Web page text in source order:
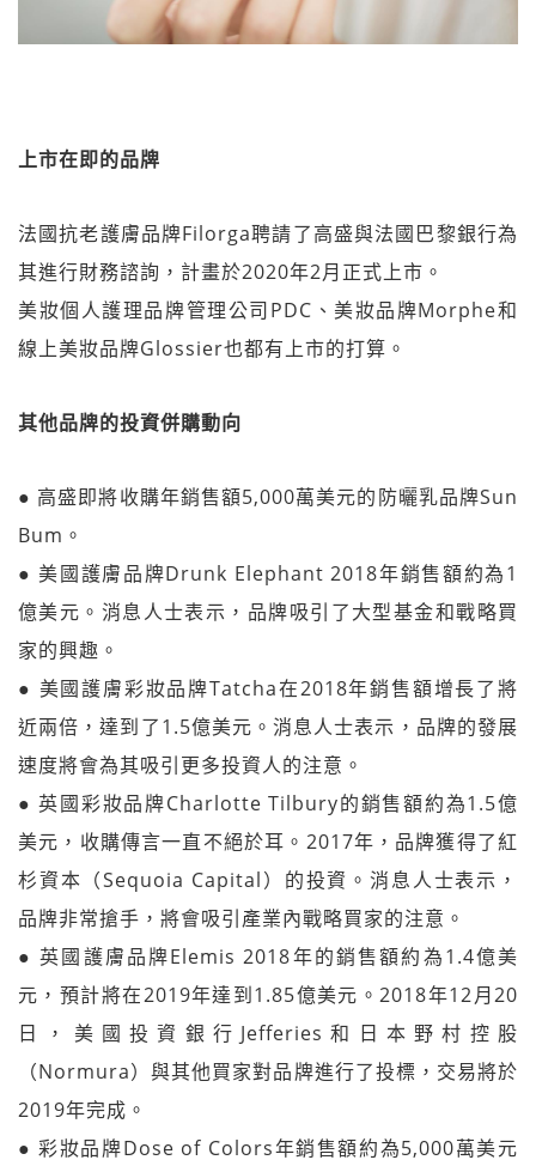
上市在即的品牌
法國抗老護膚品牌Filorga聘請了高盛與法國巴黎銀行為
其進行財務諮詢，計畫於2020年2月正式上市。
美妝個人護理品牌管理公司PDC、美妝品牌Morphe和
線上美妝品牌Glossier也都有上市的打算。
其他品牌的投資併購動向
● 高盛即將收購年銷售額5,000萬美元的防曬乳品牌Sun
Bum。
● 美國護膚品牌Drunk Elephant 2018年銷售額約為1
億美元。消息人士表示，品牌吸引了大型基金和戰略買
家的興趣。
● 美國護膚彩妝品牌Tatcha在2018年銷售額增長了將
近兩倍，達到了1.5億美元。消息人士表示，品牌的發展
速度將會為其吸引更多投資人的注意。
● 英國彩妝品牌Charlotte Tilbury的銷售額約為1.5億
美元，收購傳言一直不絕於耳。2017年，品牌獲得了紅
杉資本（Sequoia Capital）的投資。消息人士表示，
品牌非常搶手，將會吸引產業內戰略買家的注意。
● 英國護膚品牌Elemis 2018年的銷售額約為1.4億美
元，預計將在2019年達到1.85億美元。2018年12月20
日，美國投資銀行Jefferies和日本野村控股
（Normura）與其他買家對品牌進行了投標，交易將於
2019年完成。
● 彩妝品牌Dose of Colors年銷售額約為5,000萬美元